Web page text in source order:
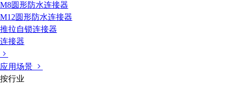
M8圆形防水连接器
M12圆形防水连接器
推拉自锁连接器
连接器
应用场景
按行业